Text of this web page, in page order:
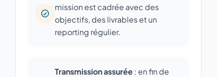
mission est cadrée avec des
objectifs, des livrables et un
reporting régulier.
Transmission assurée: en fin de